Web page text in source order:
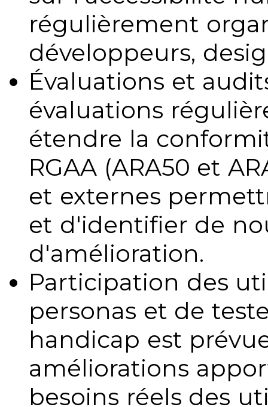
régulièrement
développeurs,
Évaluations et
évaluations
étendre la
RGAA (ARA50 et
et externes
et d'identifier de
d'amélioration.
Participation des
personas et de
handicap est
améliorations
besoins réels des